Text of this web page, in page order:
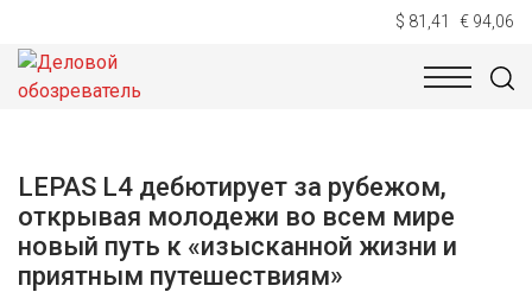
$ 81,41 € 94,06
НОВОСТИ
LEPAS L4 дебютирует за рубежом,
открывая молодежи во всем мире
новый путь к «изысканной жизни и
приятным путешествиям»